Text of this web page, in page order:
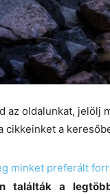
az oldalunkat, jelölj
cikkeinket a
minket preferált
találták a